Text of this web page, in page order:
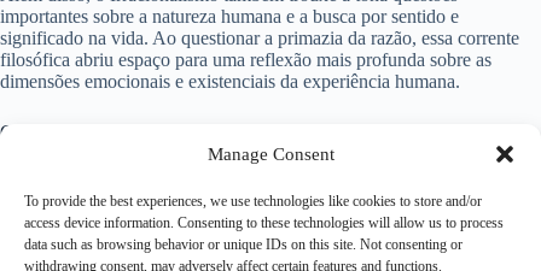
Manage Consent
To provide the best experiences, we use technologies like cookies to store and/or
access device information. Consenting to these technologies will allow us to process
data such as browsing behavior or unique IDs on this site. Not consenting or
withdrawing consent, may adversely affect certain features and functions.
importantes sobre a natureza humana e a busca por sentido e
significado na vida. Ao questionar a primazia da razão, essa corrente
filosófica abriu espaço para uma reflexão mais profunda sobre as
dimensões emocionais e existenciais da experiência humana.
Conclusão
capacidade da razão humana em compreender a realidade em sua
totalidade. Valorizando as emoções, intuições e sentimentos como
formas de conhecimento legítimas, o Irracionalismo oferece uma